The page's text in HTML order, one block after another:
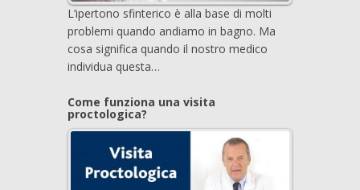
L’ipertono sfinterico è alla base di molti
problemi quando andiamo in bagno. Ma
cosa significa quando il nostro medico
individua questa…
Come funziona una visita
proctologica?